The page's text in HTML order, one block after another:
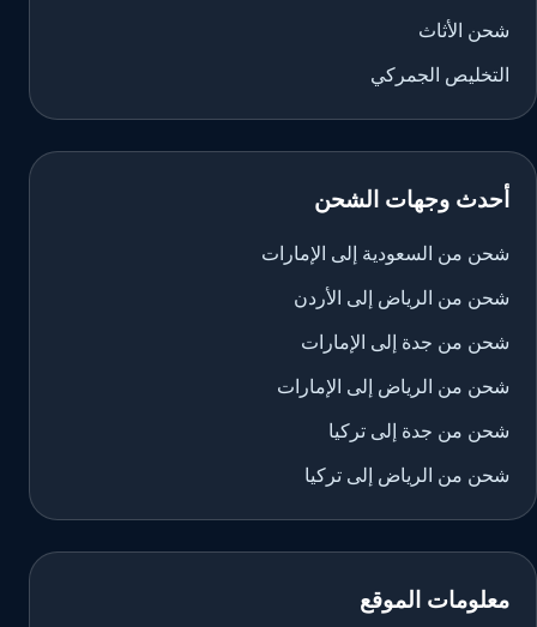
شحن الأثاث
التخليص الجمركي
أحدث وجهات الشحن
شحن من السعودية إلى الإمارات
شحن من الرياض إلى الأردن
شحن من جدة إلى الإمارات
شحن من الرياض إلى الإمارات
شحن من جدة إلى تركيا
شحن من الرياض إلى تركيا
معلومات الموقع